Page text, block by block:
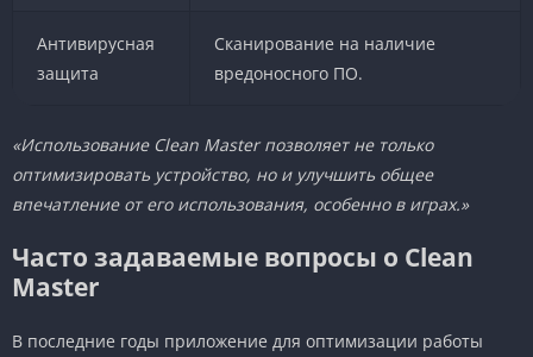
Антивирусная
защита
Сканирование на наличие
вредоносного ПО.
«Использование Clean Master позволяет не только
оптимизировать устройство, но и улучшить общее
впечатление от его использования, особенно в играх.»
Часто задаваемые вопросы о Clean
Master
В последние годы приложение для оптимизации работы